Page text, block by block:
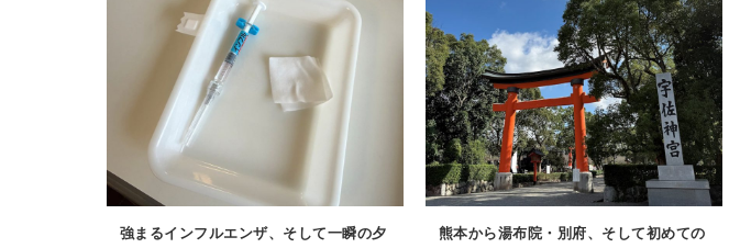
強まるインフルエンザ、そして一瞬の夕
熊本から湯布院・別府、そして初めての